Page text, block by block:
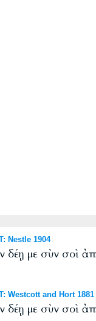
Nestle 1904
δέῃ με σὺν σοὶ
Westcott and Hort 1881
δέῃ με σὺν σοὶ